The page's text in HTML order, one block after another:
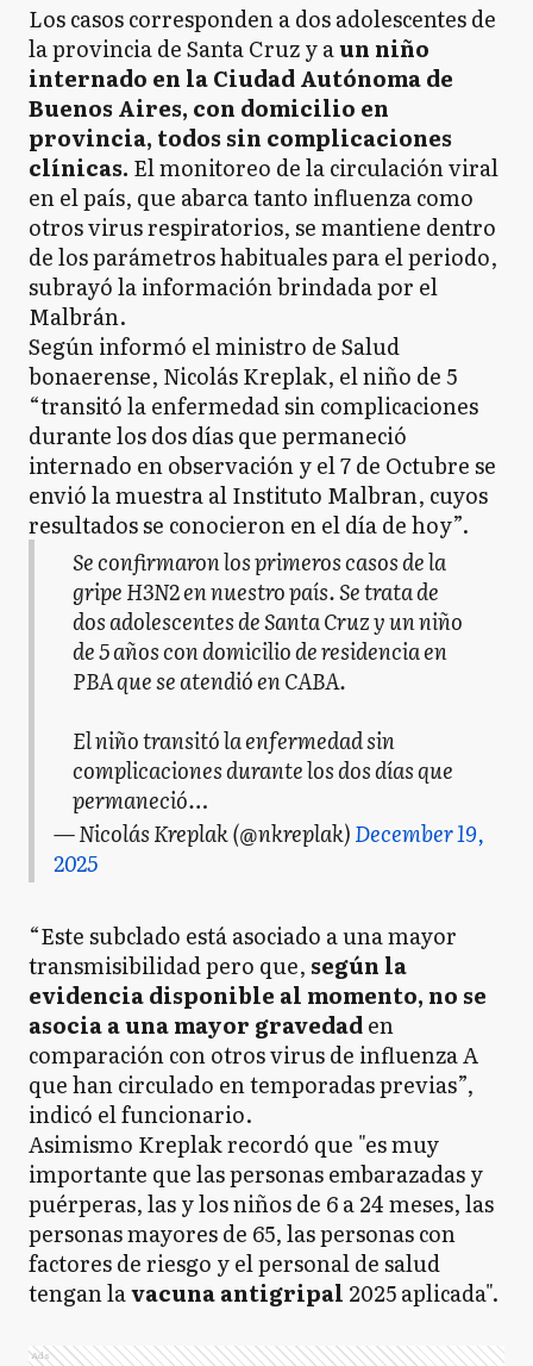
Los casos corresponden a dos adolescentes de
la provincia de Santa Cruz y aun niño
internado en la Ciudad Autónoma de
Buenos Aires, con domicilio en
provincia, todos sin complicaciones
clínicas. El monitoreo de la circulación viral
en el país, que abarca tanto influenza como
otros virus respiratorios, se mantiene dentro
de los parámetros habituales para el periodo,
subrayó la información brindada por el
Malbrán.
Según informó el ministro de Salud
bonaerense, Nicolás Kreplak, el niño de 5
“transitó la enfermedad sin complicaciones
durante los dos días que permaneció
internado en observación y el 7 de Octubre se
envió la muestra al Instituto Malbran, cuyos
resultados se conocieron en el día de hoy”.
Se confirmaron los primeros casos de la
gripe H3N2 en nuestro país. Se trata de
dos adolescentes de Santa Cruz y un niño
de 5 años con domicilio de residencia en
PBA que se atendió en CABA.
El niño transitó la enfermedad sin
complicaciones durante los dos días que
permaneció…
— Nicolás Kreplak (@nkreplak)December 19,
2025
“Este subclado está asociado a una mayor
transmisibilidad pero que, según la
evidencia disponible al momento, no se
asocia a una mayor gravedaden
comparación con otros virus de influenza A
que han circulado en temporadas previas”,
indicó el funcionario.
Asimismo Kreplak recordó que "es muy
importante que las personas embarazadas y
puérperas, las y los niños de 6 a 24 meses, las
personas mayores de 65, las personas con
factores de riesgo y el personal de salud
tengan lavacuna antigripal 2025 aplicada".
Ads